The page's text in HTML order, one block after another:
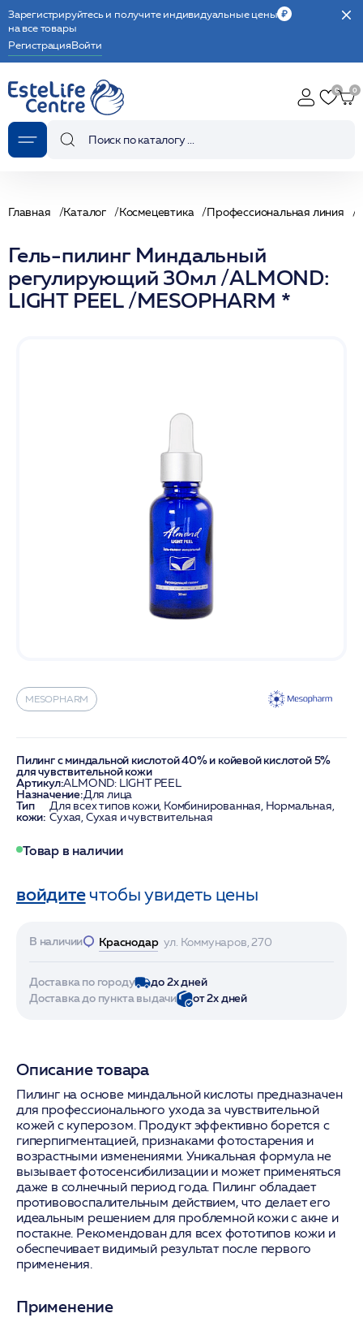
Зарегистрируйтесь и получите индивидуальные цены
на все товары
РегистрацияВойти
Главная Каталог Космецевтика Профессиональная линия
Гель-пилинг Миндальный
регулирующий 30мл /ALMOND:
LIGHT PEEL /MESOPHARM *
MESOPHARM
Пилинг с миндальной кислотой 40% и койевой кислотой 5%
для чувствительной кожи
Артикул:ALMOND: LIGHT PEEL
Назначение:Для лица
Тип
кожи:
Для всех типов кожи, Комбинированная, Нормальная,
Сухая, Сухая и чувствительная
Товар в наличии
войдитечтобы увидеть цены
В наличии Краснодар ул. Коммунаров, 270
Доставка по городу
до 2х дней
Доставка до пункта выдачи
от 2х дней
Описание товара
Пилинг на основе миндальной кислоты предназначен
для профессионального ухода за чувствительной
кожей с куперозом. Продукт эффективно борется с
гиперпигментацией, признаками фотостарения и
возрастными изменениями. Уникальная формула не
вызывает фотосенсибилизации и может применяться
даже в солнечный период года. Пилинг обладает
противовоспалительным действием, что делает его
идеальным решением для проблемной кожи с акне и
постакне. Рекомендован для всех фототипов кожи и
обеспечивает видимый результат после первого
применения.
Применение